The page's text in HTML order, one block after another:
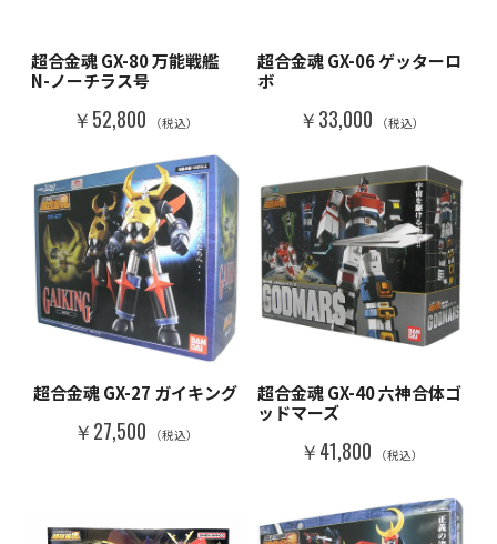
超合金魂 GX-80 万能戦艦
N-ノーチラス号
￥52,800 （税込）
超合金魂 GX-06 ゲッターロ
ボ
￥33,000 （税込）
超合金魂 GX-27 ガイキング
￥27,500 （税込）
超合金魂 GX-40 六神合体ゴ
ッドマーズ
￥41,800 （税込）